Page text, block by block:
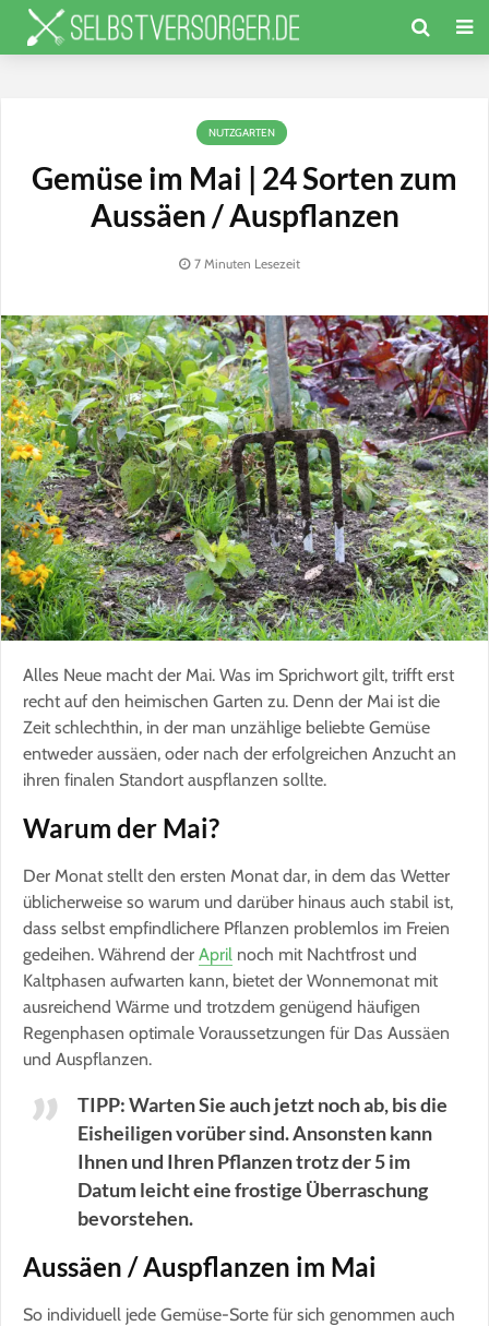
NUTZGARTEN
Gemüse im Mai | 24 Sorten zum
Aussäen / Auspflanzen
7 Minuten Lesezeit
Alles Neue macht der Mai. Was im Sprichwort gilt, trifft erst
recht auf den heimischen Garten zu. Denn der Mai ist die
Zeit schlechthin, in der man unzählige beliebte Gemüse
entweder aussäen, oder nach der erfolgreichen Anzucht an
ihren finalen Standort auspflanzen sollte.
Warum der Mai?
Der Monat stellt den ersten Monat dar, in dem das Wetter
üblicherweise so warum und darüber hinaus auch stabil ist,
dass selbst empfindlichere Pflanzen problemlos im Freien
gedeihen. Während der April noch mit Nachtfrost und
Kaltphasen aufwarten kann, bietet der Wonnemonat mit
ausreichend Wärme und trotzdem genügend häufigen
Regenphasen optimale Voraussetzungen für Das Aussäen
und Auspflanzen.
TIPP: Warten Sie auch jetzt noch ab, bis die
Eisheiligen vorüber sind. Ansonsten kann
Ihnen und Ihren Pflanzen trotz der 5 im
Datum leicht eine frostige Überraschung
bevorstehen.
Aussäen / Auspflanzen im Mai
So individuell jede Gemüse-Sorte für sich genommen auch